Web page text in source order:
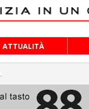
ATTUALITÀ